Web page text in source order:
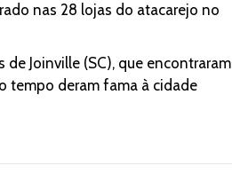
nas 28 lojas do atacarejo no
Joinville (SC), que encontraram
tempo deram fama à cidade